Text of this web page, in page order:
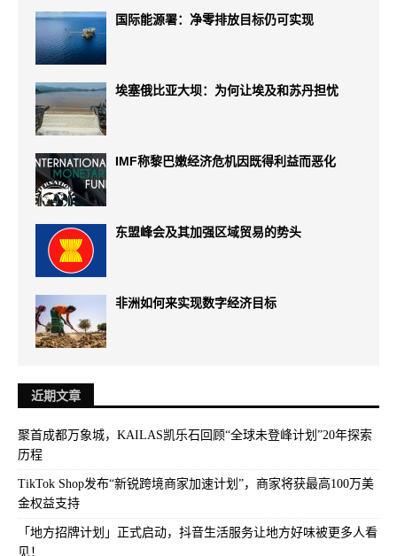
国际能源署：净零排放目标仍可实现
埃塞俄比亚大坝：为何让埃及和苏丹担忧
IMF称黎巴嫩经济危机因既得利益而恶化
东盟峰会及其加强区域贸易的势头
非洲如何来实现数字经济目标
近期文章
聚首成都万象城，KAILAS凯乐石回顾“全球未登峰计划”20年探索
历程
TikTok Shop发布“新锐跨境商家加速计划”，商家将获最高100万美
金权益支持
「地方招牌计划」正式启动，抖音生活服务让地方好味被更多人看
见！